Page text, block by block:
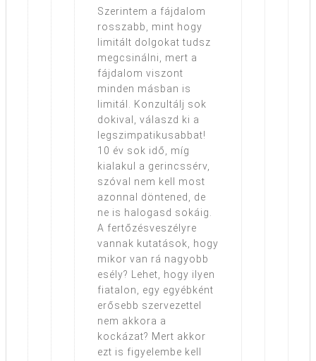
Szerintem a fájdalom
rosszabb, mint hogy
limitált dolgokat tudsz
megcsinálni, mert a
fájdalom viszont
minden másban is
limitál. Konzultálj sok
dokival, válaszd ki a
legszimpatikusabbat!
10 év sok idő, míg
kialakul a gerincssérv,
szóval nem kell most
azonnal döntened, de
ne is halogasd sokáig.
A fertőzésveszélyre
vannak kutatások, hogy
mikor van rá nagyobb
esély? Lehet, hogy ilyen
fiatalon, egy egyébként
erősebb szervezettel
nem akkora a
kockázat? Mert akkor
ezt is figyelembe kell